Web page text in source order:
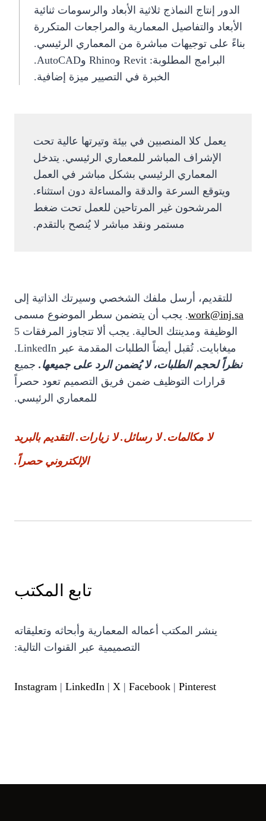
الدور إنتاج النماذج ثلاثية الأبعاد والرسومات ثنائية
الأبعاد والتفاصيل المعمارية والمراجعات المتكررة
بناءً على توجيهات مباشرة من المعماري الرئيسي.
البرامج المطلوبة: Revit وRhino وAutoCAD.
الخبرة في التصيير ميزة إضافية.
يعمل كلا المنصبين في بيئة وتيرتها عالية تحت
الإشراف المباشر للمعماري الرئيسي. يتدخل
المعماري الرئيسي بشكل مباشر في العمل
ويتوقع السرعة والدقة والمساءلة دون استثناء.
المرشحون غير المرتاحين للعمل تحت ضغط
مستمر ونقد مباشر لا يُنصح بالتقدم.
للتقديم، أرسل ملفك الشخصي وسيرتك الذاتية إلى
work@inj.sa. يجب أن يتضمن سطر الموضوع مسمى
الوظيفة ومدينتك الحالية. يجب ألا تتجاوز المرفقات 5
ميغابايت. تُقبل أيضاً الطلبات المقدمة عبر LinkedIn.
نظراً لحجم الطلبات، لا يُضمن الرد على جميعها. جميع
قرارات التوظيف ضمن فريق التصميم تعود حصراً
للمعماري الرئيسي.
لا مكالمات. لا رسائل. لا زيارات. التقديم بالبريد
الإلكتروني حصراً.
تابع المكتب
ينشر المكتب أعماله المعمارية وأبحاثه وتعليقاته
التصميمية عبر القنوات التالية:
Instagram | LinkedIn | X | Facebook | Pinterest